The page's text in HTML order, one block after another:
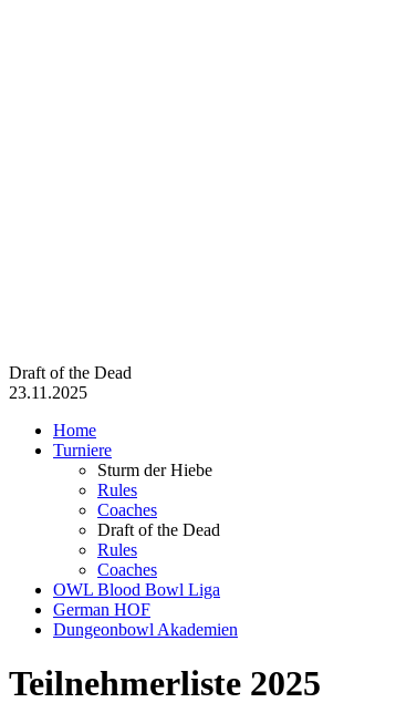
Draft of the Dead
23.11.2025
Home
Turniere
Sturm der Hiebe
Rules
Coaches
Draft of the Dead
Rules
Coaches
OWL Blood Bowl Liga
German HOF
Dungeonbowl Akademien
Teilnehmerliste 2025